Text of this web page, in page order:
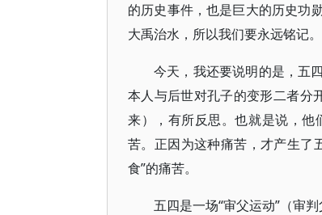
的历史事件，也是巨大的历史功
大禹治水，所以我们要永远铭记。
今天，我还要说明的是，五
本人与后世对孔子的变形二者分
来），有所反思。也就是说，
苦。正因为这种痛苦，才产生了
食”的痛苦。
五四是一场“审父运动”（审